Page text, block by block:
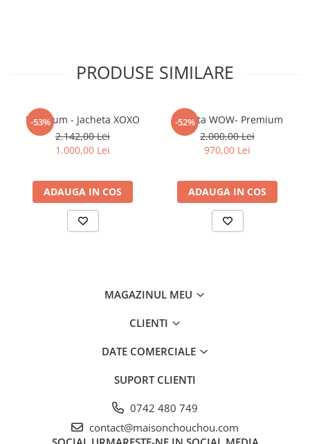
PRODUSE SIMILARE
-53%
Premium - Jacheta XOXO
2.142,00 Lei
1.000,00 Lei
ADAUGA IN COS
-52%
Jacheta WOW- Premium
2.000,00 Lei
970,00 Lei
ADAUGA IN COS
MAGAZINUL MEU
CLIENTI
DATE COMERCIALE
SUPORT CLIENTI
0742 480 749
contact@maisonchouchou.com